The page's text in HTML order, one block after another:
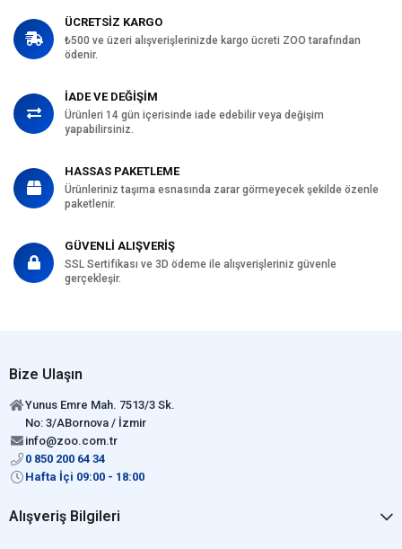
ÜCRETSİZ KARGO
₺500 ve üzeri alışverişlerinizde kargo ücreti ZOO tarafından
ödenir.
İADE VE DEĞİŞİM
Ürünleri 14 gün içerisinde iade edebilir veya değişim
yapabilirsiniz.
HASSAS PAKETLEME
Ürünleriniz taşıma esnasında zarar görmeyecek şekilde özenle
paketlenir.
GÜVENLİ ALIŞVERİŞ
SSL Sertifikası ve 3D ödeme ile alışverişleriniz güvenle
gerçekleşir.
Bize Ulaşın
Yunus Emre Mah. 7513/3 Sk.
No: 3/ABornova / İzmir
info@zoo.com.tr
0 850 200 64 34
Hafta İçi 09:00 - 18:00
Alışveriş Bilgileri